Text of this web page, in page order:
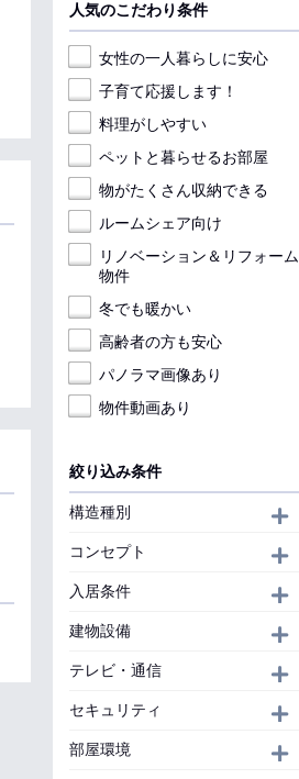
人気のこだわり条件
女性の一人暮らしに安心
子育て応援します！
料理がしやすい
ペットと暮らせるお部屋
物がたくさん収納できる
ルームシェア向け
リノベーション＆リフォーム
物件
冬でも暖かい
高齢者の方も安心
パノラマ画像あり
物件動画あり
絞り込み条件
構造種別
コンセプト
入居条件
建物設備
テレビ・通信
セキュリティ
部屋環境